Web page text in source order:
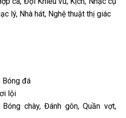
lý, Nhà hát, Nghệ thuật thị giác
Bóng đá
lội
Bóng chày, Đánh gôn, Quần vợt,